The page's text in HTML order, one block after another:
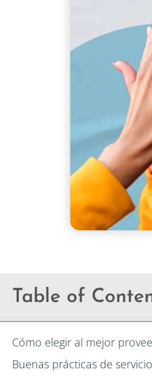
Table of
Cómo elegir al mejor
Buenas prácticas de